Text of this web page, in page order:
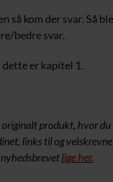
så kom der svar. Så
bedre svar.
er kapitel 1.
produkt, hvor du
links til og velskrevne
lige her.